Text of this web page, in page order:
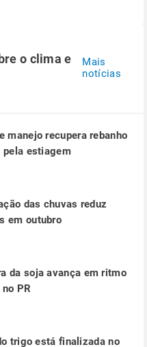
o clima e
Mais
notícias
manejo recupera rebanho
pela estiagem
das chuvas reduz
em outubro
da soja avança em ritmo
PR
trigo está finalizada no